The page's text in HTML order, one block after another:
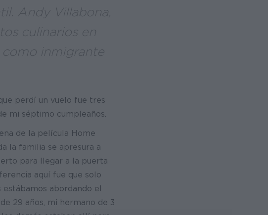
Andy Villabona,
culinarios en
inmigrante
perdí un vuelo fue tres
mi séptimo cumpleaños.
de la película Home
la familia se apresura a
para llegar a la puerta
aquí fue que solo
abordando el
29 años, mi hermano de 3